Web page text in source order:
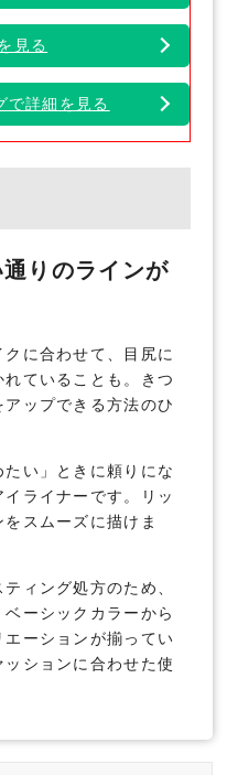
見る
で詳細を見る
りのラインが
に合わせて、目尻に
ていることも。きつ
ップできる方法のひ
い」ときに頼りにな
ライナーです。リッ
スムーズに描けま
ィング処方のため、
ーシックカラーから
エーションが揃ってい
ションに合わせた使